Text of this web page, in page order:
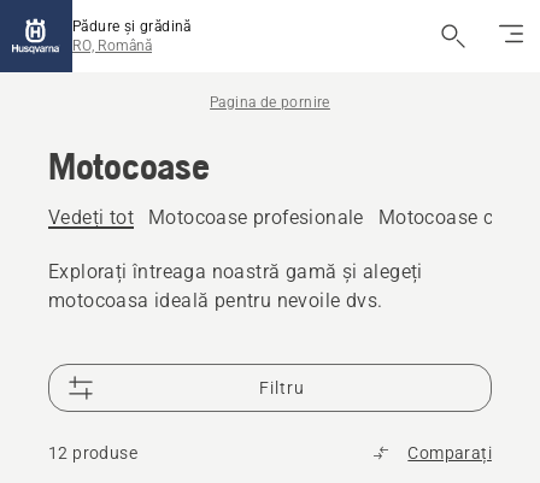
Pădure și grădină
RO, Română
Pagina de pornire
Motocoase
Vedeți tot Motocoase profesionale Motocoase cu
Explorați întreaga noastră gamă și alegeți
motocoasa ideală pentru nevoile dvs.
Filtru
12 produse Comparați